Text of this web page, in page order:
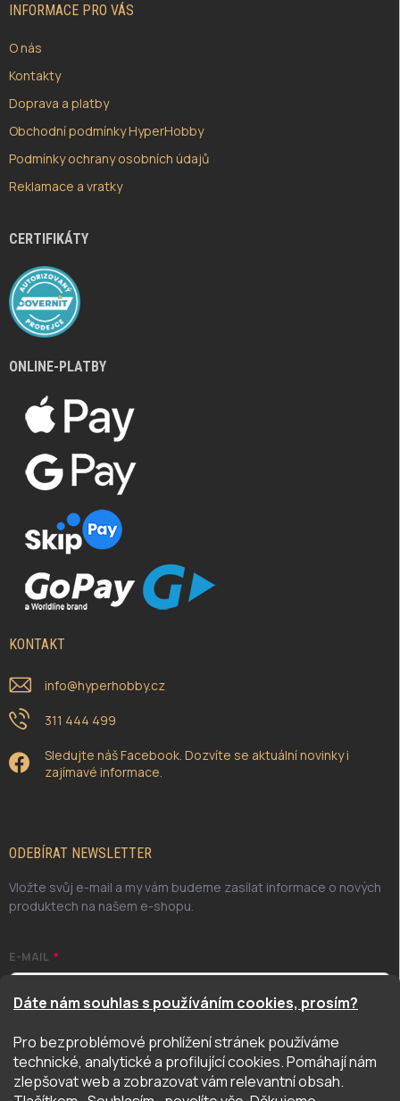
Dáte nám souhlas s používáním cookies, prosím?
Pro bezproblémové prohlížení stránek používáme
technické, analytické a profilující cookies. Pomáhají nám
zlepšovat web a zobrazovat vám relevantní obsah.
INFORMACE PRO VÁS
O nás
Kontakty
Doprava a platby
Obchodní podmínky HyperHobby
Podmínky ochrany osobních údajů
Reklamace a vratky
CERTIFIKÁTY
ONLINE-PLATBY
KONTAKT
info@hyperhobby.cz
311 444 499
Sledujte náš Facebook. Dozvíte se aktuální novinky i
zajímavé informace.
ODEBÍRAT NEWSLETTER
Vložte svůj e-mail a my vám budeme zasílat informace o nových
produktech na našem e-shopu.
E-MAIL
Odesláním potvrzuji, že jsem se seznámil/a se zásadami
ochrany osobních údajů. Úplné znění naleznetezde
PŘIHLÁSIT SE